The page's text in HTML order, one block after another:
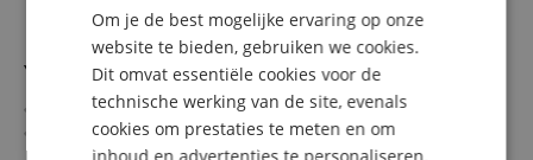
Yamaha Clavinova CLP-865GP Digitale Vleugel Zwart
Compacte digitale vleugel in Grand-Piano design
GrandTouch-S-toetsenbord met houten elementen voor
ITALIAN
SPANISH
Om je de best mogelijke ervaring op onze
website te bieden, gebruiken we cookies.
Dit omvat essentiële cookies voor de
technische werking van de site, evenals
cookies om prestaties te meten en om
inhoud en advertenties te personaliseren.